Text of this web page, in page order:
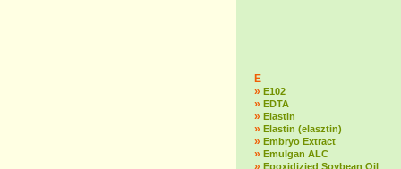
E
» E102
» EDTA
» Elastin
» Elastin (elasztin)
» Embryo Extract
» Emulgan ALC
» Epoxidizied Soybean Oil